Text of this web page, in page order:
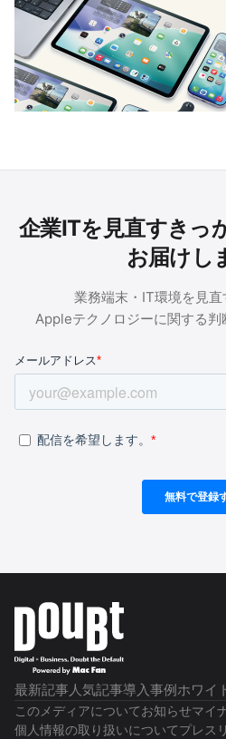
企業ITを見直すきっ
お届けし
業務端末・IT環境を見直
Appleテクノロジーに関する判
最新記事人気記事導入事例ホワイ
このメディアについてお知らせマイ
個人情報の取り扱いについてプレス